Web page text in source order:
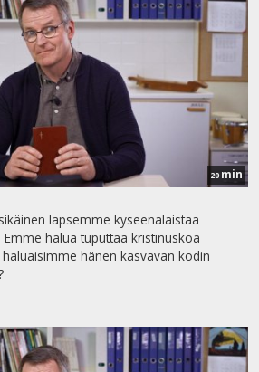
20 min
lapsemme kyseenalaistaa
halua tuputtaa kristinuskoa
hänen kasvavan kodin